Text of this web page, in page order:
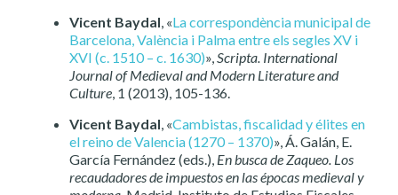
Vicent Baydal, «La correspondència municipal de
Barcelona, València i Palma entre els segles XV i
XVI (c. 1510 – c. 1630)»,Scripta. International
Journal of Medieval and Modern Literature and
Culture, 1 (2013), 105-136.
Vicent Baydal, «Cambistas, fiscalidad y élites en
el reino de Valencia (1270 – 1370)», Á. Galán, E.
García Fernández (eds.), En busca de Zaqueo. Los
recaudadores de impuestos en las épocas medieval y